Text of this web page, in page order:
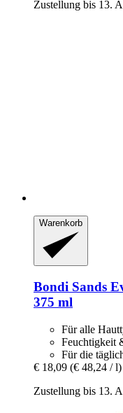
Zustellung bis 13.
Warenkorb
Bondi Sands
375 ml
Für alle
Feuchtigkeit
Für die
€ 18,09 (€ 48,24 / l)
Zustellung bis 13.